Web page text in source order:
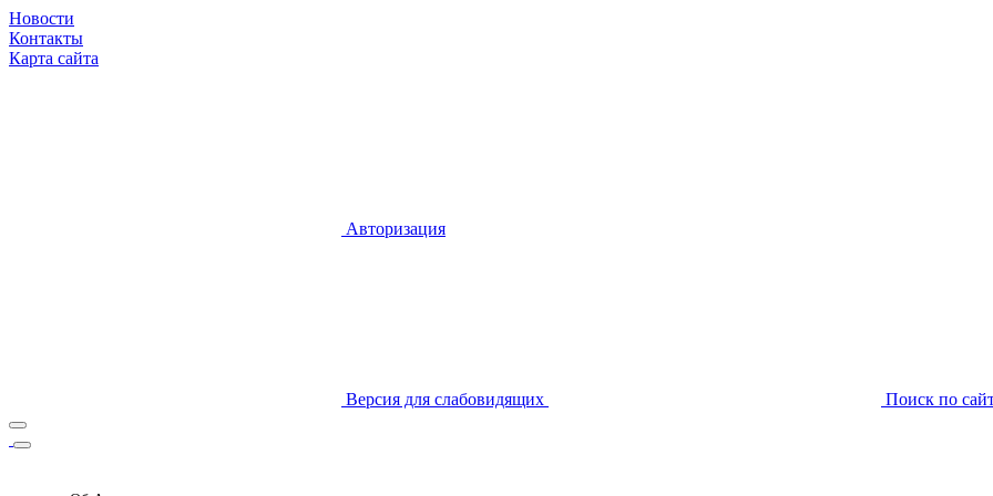
Новости
Контакты
Карта сайта
Авторизация
Версия для слабовидящих Поиск по